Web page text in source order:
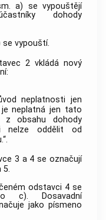
a) se vypouštějí
dohody
se vypouští.
2 vkládá nový
neplatnosti jen
neplatná jen tato
z obsahu dohody
nelze oddělit od
3 a 4 se označují
5.
odstavci 4 se
c). Dosavadní
jako písmeno